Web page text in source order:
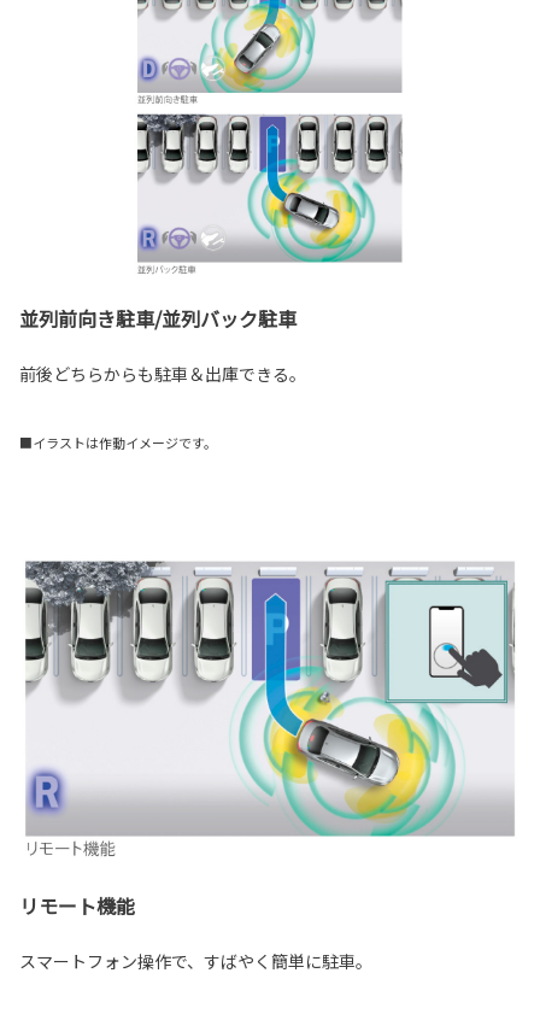
並列前向き駐車/並列バック駐車
前後どちらからも駐車＆出庫できる。
■イラストは作動イメージです。
リモート機能
スマートフォン操作で、すばやく簡単に駐車。